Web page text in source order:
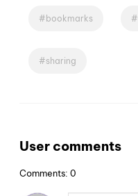
bookmarks
sharing
User comments
Comments: 0